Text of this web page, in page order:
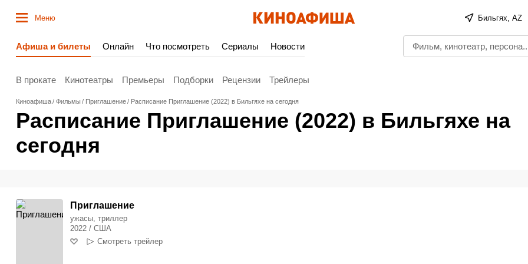
Меню Бильгях, AZ
Афиша и билеты Онлайн Что посмотреть Сериалы Новости
В прокате Кинотеатры Премьеры Подборки Рецензии Трейлеры
Киноафиша Фильмы Приглашение Расписание Приглашение (2022) в Бильгяхе на сегодня
Расписание Приглашение (2022) в Бильгяхе на
сегодня
Приглашение
ужасы, триллер
2022 / США
Смотреть трейлер